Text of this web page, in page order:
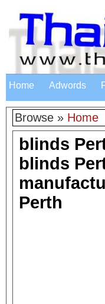
Home Adwords
Browse » Home
blinds
blinds
Perth